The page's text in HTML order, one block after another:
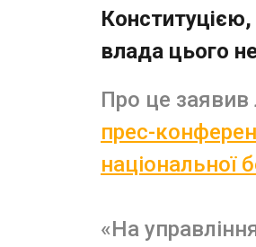
влада цього
Про це заявив
прес-
національної
«На